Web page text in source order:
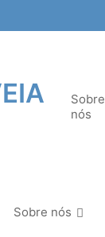
Sobre
nós
Sobre nós